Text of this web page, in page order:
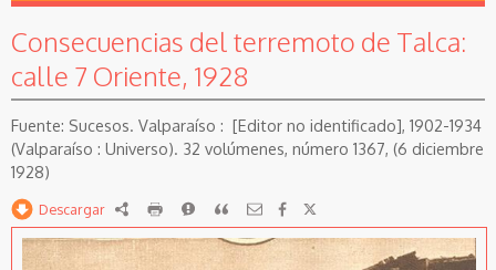
Consecuencias del terremoto de Talca:
calle 7 Oriente, 1928
Sucesos. Valparaíso : [Editor no identificado], 1902-1934
(Valparaíso : Universo). 32 volúmenes, número 1367, (6 diciembre
1928)
Descargar RDF imprimirReportarCitar